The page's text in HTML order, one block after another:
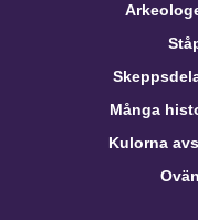
Många
Kulorna